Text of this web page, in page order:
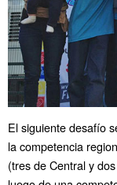
El siguiente desafío
la competencia
(tres de Central y